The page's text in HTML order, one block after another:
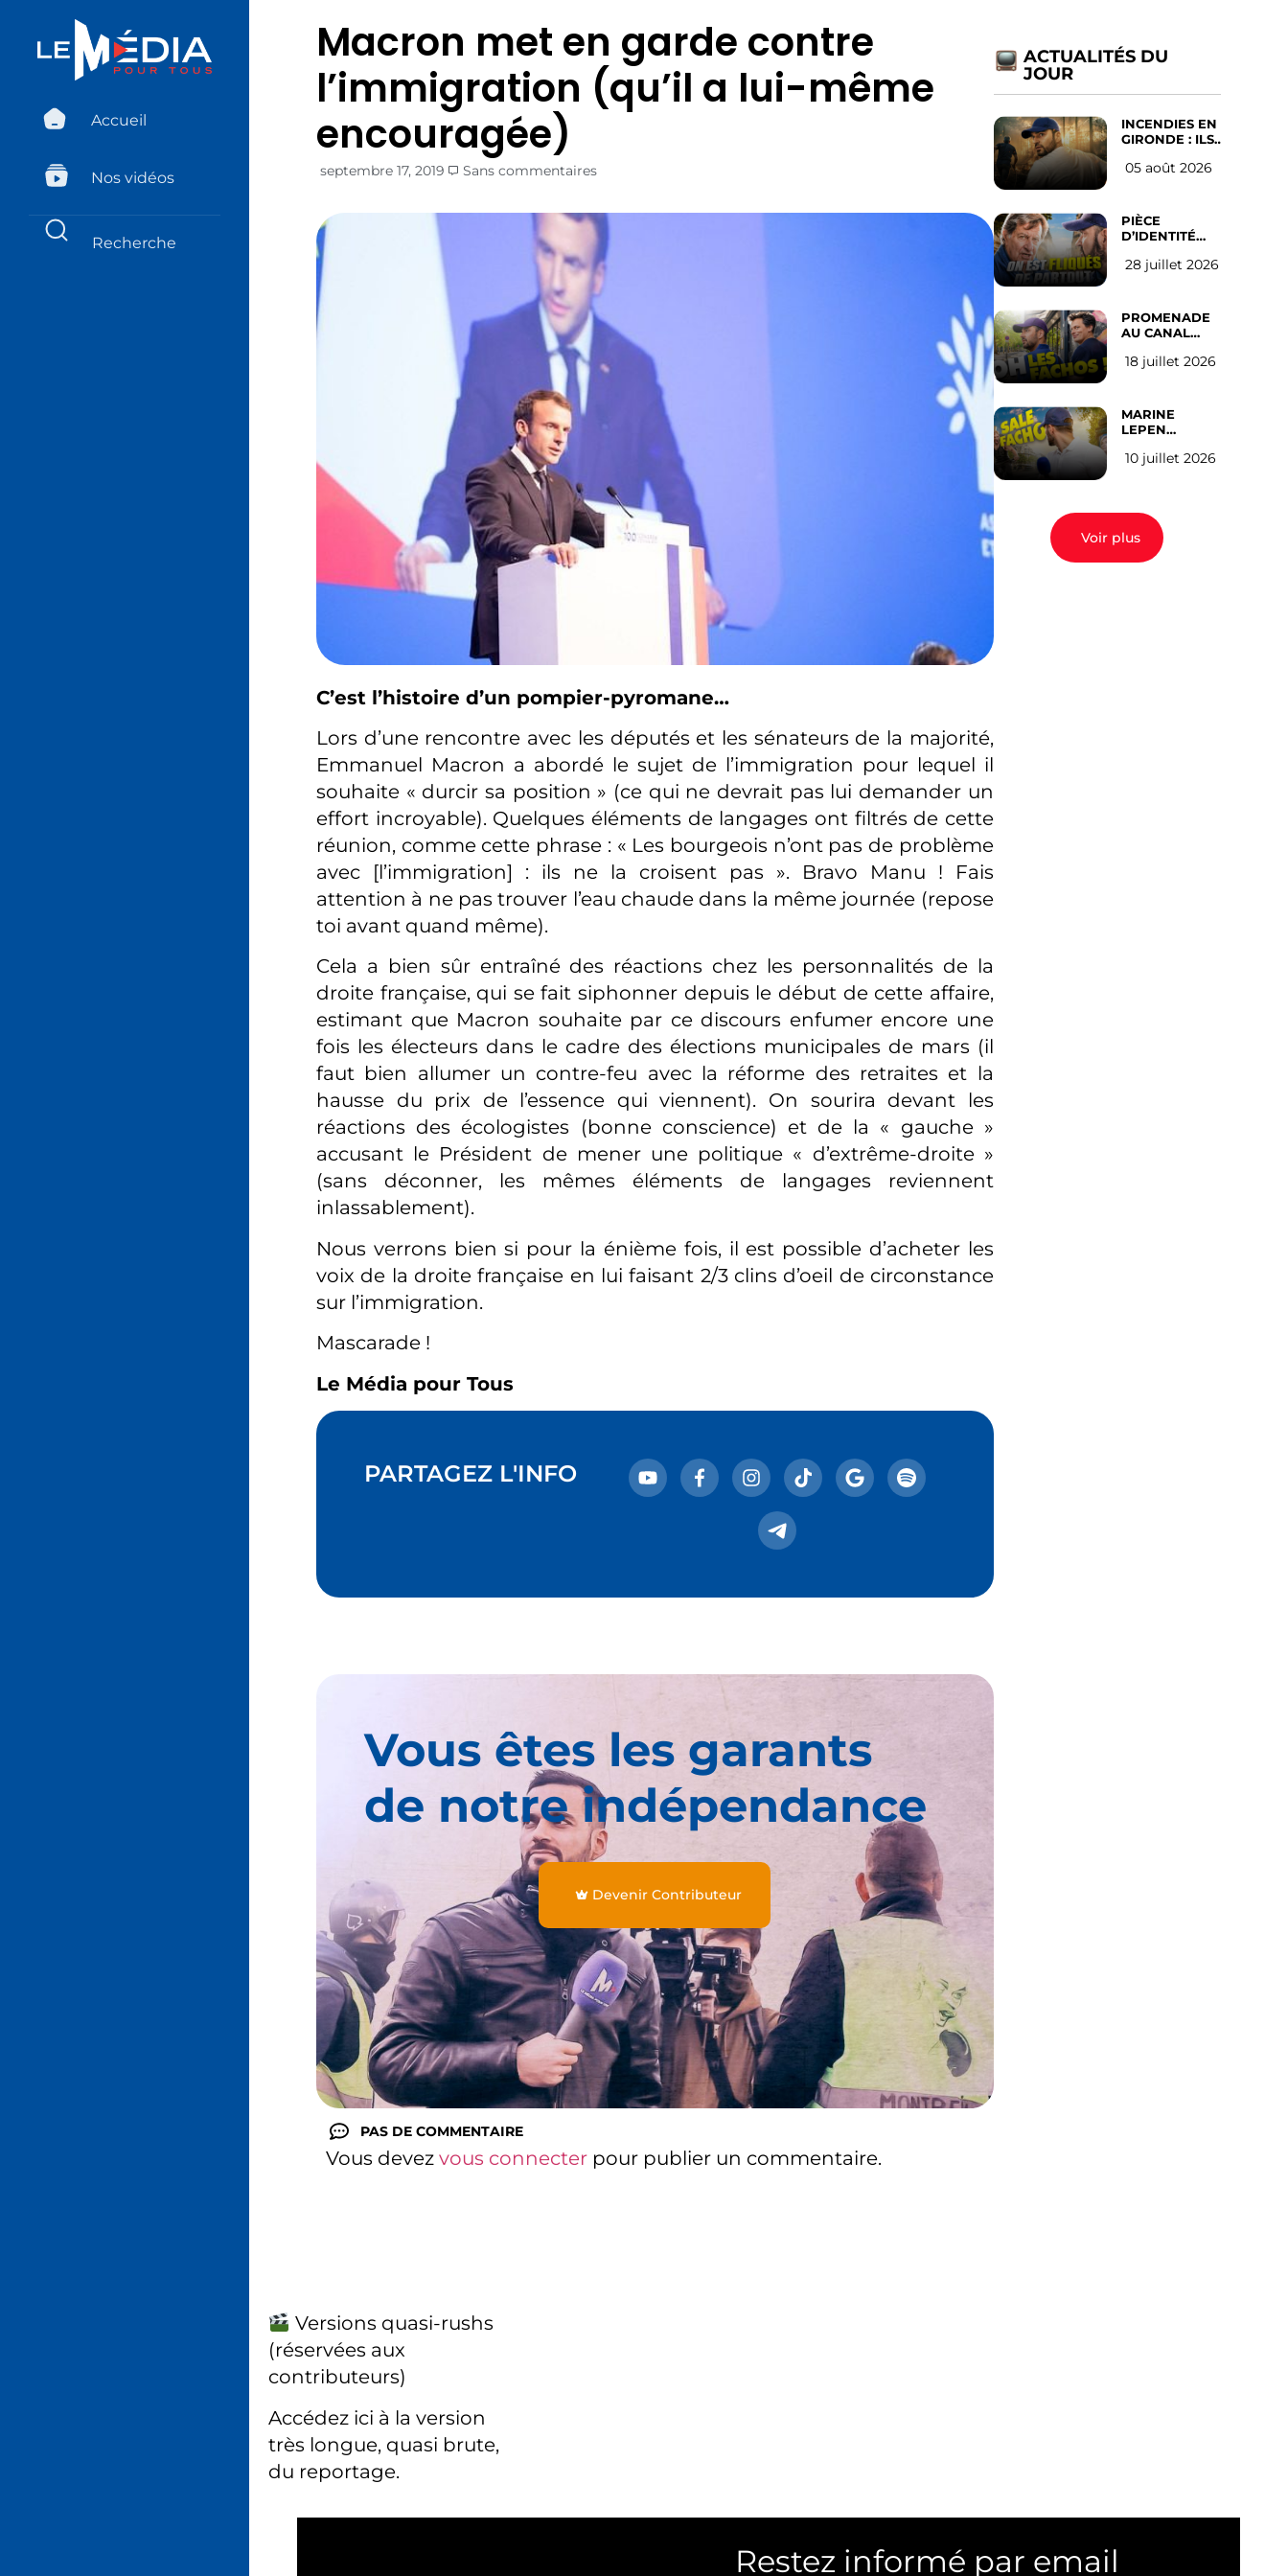
Accueil
Nos vidéos
Macron met en garde contre
l’immigration (qu’il a lui-même
encouragée)
septembre 17, 2019 Sans commentaires
C’est l’histoire d’un pompier-pyromane…
Lors d’une rencontre avec les députés et les sénateurs de la majorité,
Emmanuel Macron a abordé le sujet de l’immigration pour lequel il
souhaite « durcir sa position » (ce qui ne devrait pas lui demander un
effort incroyable). Quelques éléments de langages ont filtrés de cette
réunion, comme cette phrase : « Les bourgeois n’ont pas de problème
avec [l’immigration] : ils ne la croisent pas ». Bravo Manu ! Fais
attention à ne pas trouver l’eau chaude dans la même journée (repose
toi avant quand même).
Cela a bien sûr entraîné des réactions chez les personnalités de la
droite française, qui se fait siphonner depuis le début de cette affaire,
estimant que Macron souhaite par ce discours enfumer encore une
fois les électeurs dans le cadre des élections municipales de mars (il
faut bien allumer un contre-feu avec la réforme des retraites et la
hausse du prix de l’essence qui viennent). On sourira devant les
réactions des écologistes (bonne conscience) et de la « gauche »
accusant le Président de mener une politique « d’extrême-droite »
(sans déconner, les mêmes éléments de langages reviennent
inlassablement).
Nous verrons bien si pour la énième fois, il est possible d’acheter les
voix de la droite française en lui faisant 2/3 clins d’oeil de circonstance
sur l’immigration.
Mascarade !
Le Média pour Tous
PARTAGEZ L'INFO
Vous êtes les garants
de notre indépendance
Devenir Contributeur
PAS DE COMMENTAIRE
Vous devez vous connecter pour publier un commentaire.
ACTUALITÉS DU
JOUR
INCENDIES EN
GIRONDE : ILS
D’ABANDONNER
05 août 2026
PIÈCE
D’IDENTITÉ
SUR LES
l’avis des
Français
28 juillet 2026
PROMENADE
AU CANAL
(les gauchistes
18 juillet 2026
MARINE
LEPEN
EN 2027 : l’avis
10 juillet 2026
Voir plus
Versions quasi-rushs
(réservées aux
contributeurs)
Accédez ici à la version
très longue, quasi brute,
du reportage.
Restez informé par email